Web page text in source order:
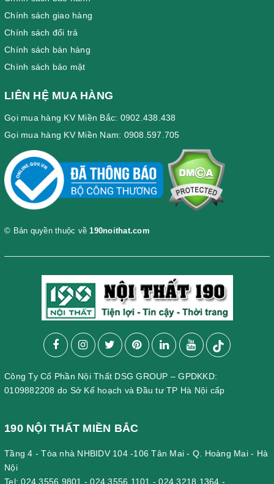
Chính sách giao hàng
Chính sách đổi trả
Chính sách bán hàng
Chính sách bảo mật
LIÊN HỆ MUA HÀNG
Gọi mua hàng KV Miền Bắc: 0902.438.438
Gọi mua hàng KV Miền Nam: 0908.597.705
© Bản quyền thuộc về190noithat.com
Công Ty Cổ Phần Nội Thất DSG GROUP – GPDKKD:
0109882208 do Sở Kế hoạch và Đầu tư TP Hà Nội cấp
190 NỘI THẤT MIỀN BẮC
Tầng 4 - Tòa nhà NHBIDV 104 -106 Tân Mai - Q. Hoàng Mai - Hà
Nội
Tel:024.3556.9801 -024.3556.1101 -024.3218.1364 -